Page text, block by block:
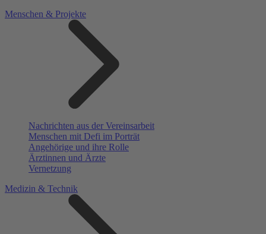
Menschen & Projekte
Nachrichten aus der Vereinsarbeit
Menschen mit Defi im Porträt
Angehörige und ihre Rolle
Ärztinnen und Ärzte
Vernetzung
Medizin & Technik